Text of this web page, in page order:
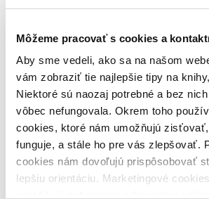
Môžeme pracovať s cookies a
Aby sme vedeli, ako sa na našom
vám zobraziť tie najlepšie tipy na
Niektoré sú naozaj potrebné a bez
vôbec nefungovala. Okrem toho
cookies, ktoré nám umožňujú
funguje, a stále ho pre vás zlepšovať.
cookies nám dovoľujú prispôsobovať
lepšiu orientáciu. Marketingové
Najlacnejšie
Použité filtre
Zrušiť filtre
Na tému rodina